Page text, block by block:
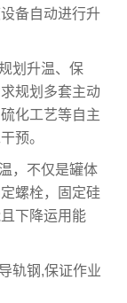
备自动进行升
划升温、保
规划多套主动
化工艺等自主
预。
，不仅是罐体
螺栓，固定硅
下降运用能
轨钢,保证作业